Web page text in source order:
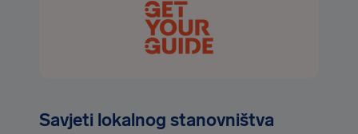
Savjeti lokalnog stanovništva